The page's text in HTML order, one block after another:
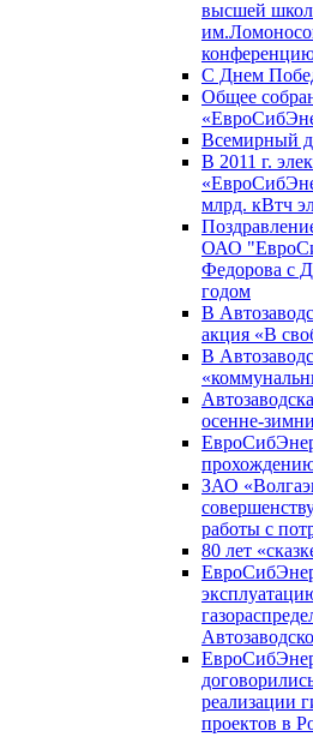
высшей
С Днем
Общее
Всемирный
В 2011 г.
млрд. кВтч
ОАО
Федорова с
годом
В
акция «В
В
осенне-
ЗАО
работы с
80 лет
реализации
проектов в